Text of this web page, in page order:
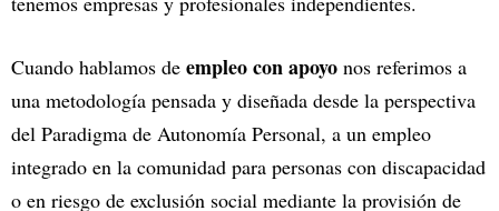
Cuando hablamos de empleo con apoyo nos referimos a
una metodología pensada y diseñada desde la perspectiva
del Paradigma de Autonomía Personal, a un empleo
integrado en la comunidad para personas con discapacidad
o en riesgo de exclusión social mediante la provisión de